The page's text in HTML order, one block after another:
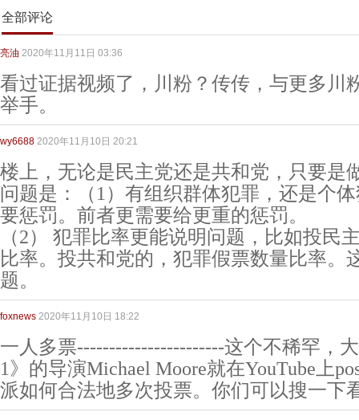
全部评论
亮油 2020年11月11日 03:36
看过证据视频了，川粉？传传，与更多川
举手。
wy6688 2020年11月10日 20:21
楼上，无论是民主党还是共和党，只要是
问题是：（1）有组织群体犯罪，还是个
要惩罚。前者更需要给更重的惩罚。
（2） 犯罪比率更能说明问题，比如投民
比率。投共和党的，犯罪假票数量比率。
题。
foxnews 2020年11月10日 18:22
一人多票-----------------------这个不稀罕，
1》的导演Michael Moore就在YouTube上
派如何合法地多次投票。你们可以搜一下